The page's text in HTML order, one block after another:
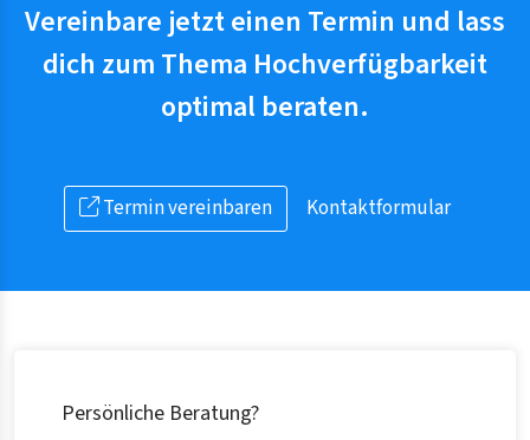
Vereinbare jetzt einen Termin und lass
dich zum Thema Hochverfügbarkeit
optimal beraten.
Termin vereinbaren Kontaktformular
Persönliche Beratung?